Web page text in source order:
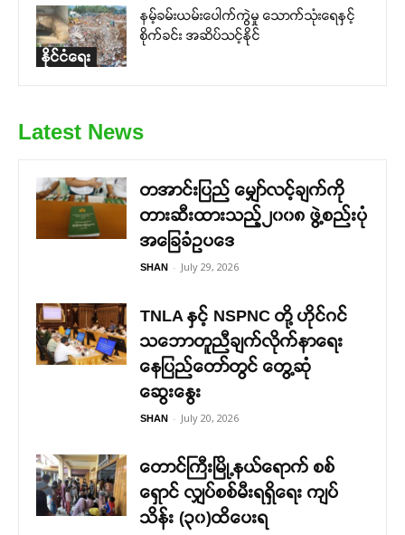
နိုင်ငံရေး
နမ့်ခမ်းယမ်းပေါက်ကွဲမှု သောက်သုံးရေနှင့်
စိုက်ခင်း အဆိပ်သင့်နိုင်
Latest News
တအာင်းပြည် မျှော်လင့်ချက်ကို
တားဆီးထားသည့်၂၀၀၈ ဖွဲ့စည်းပုံ
အခြေခံဥပဒေ
SHAN - July 29, 2026
TNLA နှင့် NSPNC တို့ ဟိုင်ဂင်
သဘောတူညီချက်လိုက်နာရေး
နေပြည်တော်တွင် တွေ့ဆုံ
ဆွေးနွေး
SHAN - July 20, 2026
တောင်ကြီးမြို့နယ်ရောက် စစ်
ရှောင် လျှပ်စစ်မီးရရှိရေး ကျပ်
သိန်း (၃၀)ထိပေးရ